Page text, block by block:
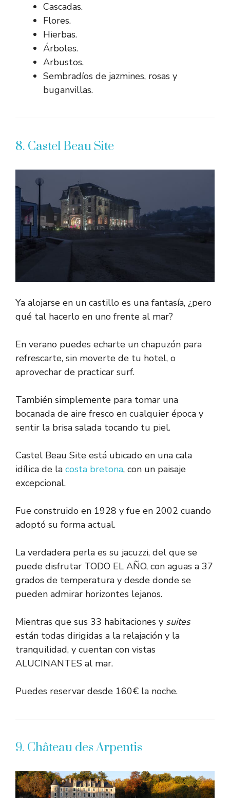
Cascadas.
Flores.
Hierbas.
Árboles.
Arbustos.
Sembradíos de jazmines, rosas y
buganvillas.
8. Castel Beau Site
Ya alojarse en un castillo es una fantasía, ¿pero
qué tal hacerlo en uno frente al mar?
En verano puedes echarte un chapuzón para
refrescarte, sin moverte de tu hotel, o
aprovechar de practicar surf.
También simplemente para tomar una
bocanada de aire fresco en cualquier época y
sentir la brisa salada tocando tu piel.
Castel Beau Site está ubicado en una cala
idílica de la costa bretona, con un paisaje
excepcional.
Fue construido en 1928 y fue en 2002 cuando
adoptó su forma actual.
La verdadera perla es su jacuzzi, del que se
puede disfrutar TODO EL AÑO, con aguas a 37
grados de temperatura y desde donde se
pueden admirar horizontes lejanos.
Mientras que sus 33 habitaciones y suites
están todas dirigidas a la relajación y la
tranquilidad, y cuentan con vistas
ALUCINANTES al mar.
Puedes reservar desde 160€ la noche.
9. Château des Arpentis